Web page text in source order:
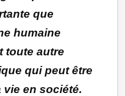
que
humaine
toute autre
qui peut être
vie en société.